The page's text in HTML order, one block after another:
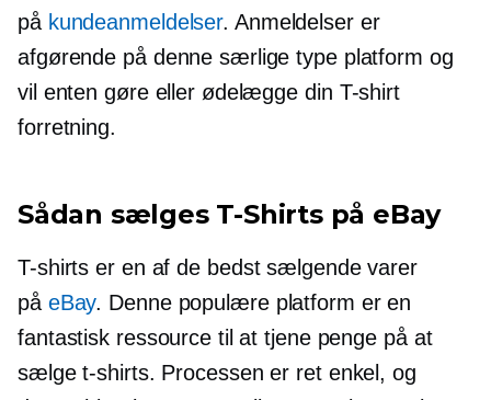
på kundeanmeldelser. Anmeldelser er
afgørende på denne særlige type platform og
vil enten gøre eller ødelægge din T-shirt
forretning.
Sådan sælges T-Shirtspå eBay
T-shirts er en af ​​de bedst sælgendevarer
på eBay. Denne populære platform er en
fantastisk ressource til at tjene penge på at
sælget-shirts. Processen er ret enkel, og